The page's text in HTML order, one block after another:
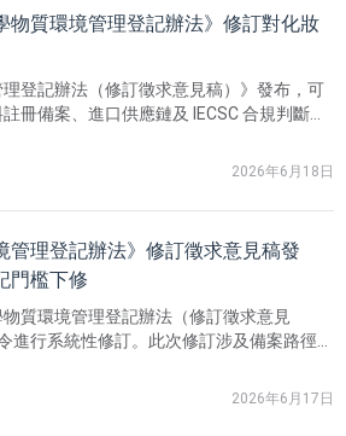
物質環境管理登記辦法》修訂對化妝
登記辦法（修訂徵求意見稿）》發布，可
冊備案、進口供應鏈及 IECSC 合規判斷產
或完成化妝品新原料註冊備案作為判斷
涉及中國大陸新化學物質登記要求，並提
與供應鏈合規責任。
2026年6月18日
管理登記辦法》修訂徵求意見稿發
門檻下修
質環境管理登記辦法（修訂徵求意見
進行系統性修訂。此次修訂涉及備案路徑取
。瑞歐科技對修訂要點進行梳理，並提醒企
評估登記路徑及供應鏈合規責任。
2026年6月17日